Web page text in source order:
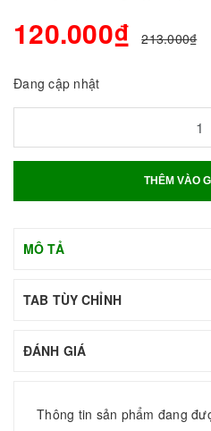
120.000₫ 213.000₫
Đang cập nhật
THÊM VÀO
MÔ TẢ
TAB TÙY CHỈNH
ĐÁNH GIÁ
Thông tin sản phẩm đang